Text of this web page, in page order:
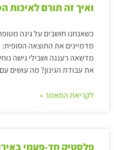
ואיך זה תורם לאיכות
כשאנחנו חושבים על גינה
מדמיינים את התוצאה הסופית:
מדשאה רעננה ושבילי גישה
את עבודת הגינון? מה עושים
לקריאת המאמר »
פלסטיק חד-פעמי